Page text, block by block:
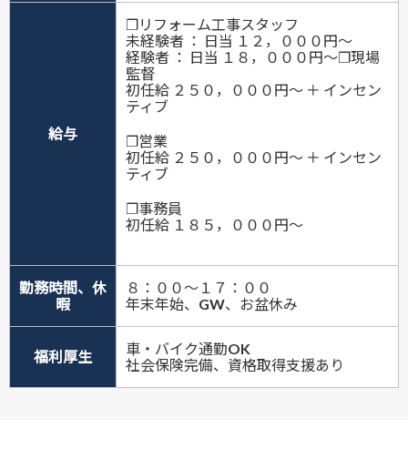
給与
❐リフォーム工事スタッフ
未経験者 ： 日当 １２，０００円〜
経験者 ： 日当 １８，０００円〜❐現場
監督
初任給 ２５０，０００円〜 ＋ インセン
ティブ
❐営業
初任給 ２５０，０００円〜 ＋ インセン
ティブ
❐事務員
初任給 １８５，０００円〜
勤務時間、休
暇
８：００〜１７：００
​年末年始、GW、お盆休み
福利厚生
車・バイク通勤OK
​社会保険完備、資格取得支援あり